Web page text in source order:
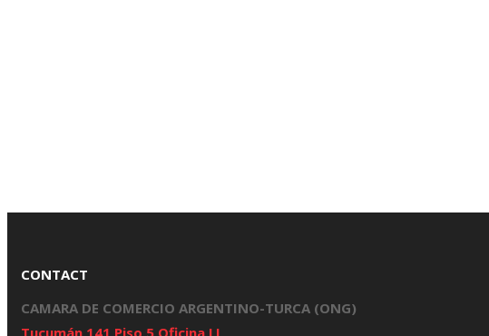
CONTACT
CAMARA DE COMERCIO ARGENTINO-TURCA (ONG)
Tucumán 141 Piso 5 Oficina LL